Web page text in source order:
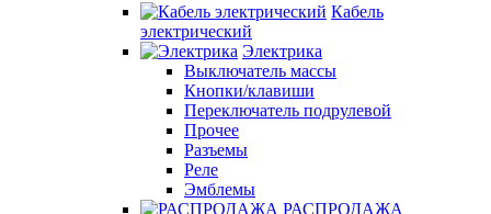
Кабель
электрический
Электрика
Выключатель массы
Кнопки/клавиши
Переключатель подрулевой
Прочее
Разъемы
Реле
Эмблемы
РАСПРОДАЖА